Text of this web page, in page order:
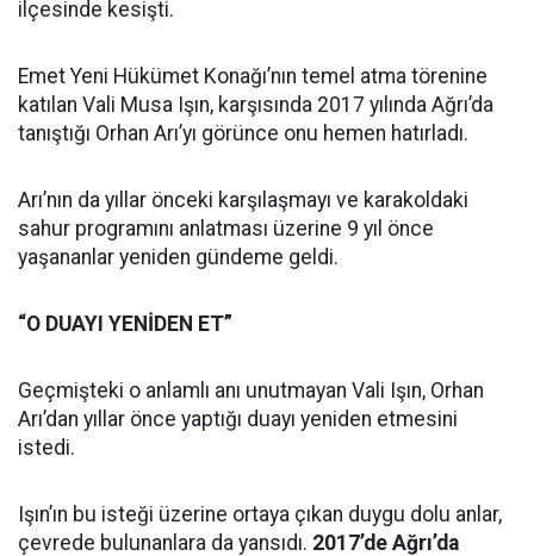
ilçesinde kesişti.
Emet Yeni Hükümet Konağı’nın temel atma törenine
katılan Vali Musa Işın, karşısında 2017 yılında Ağrı’da
tanıştığı Orhan Arı’yı görünce onu hemen hatırladı.
Arı’nın da yıllar önceki karşılaşmayı ve karakoldaki
sahur programını anlatması üzerine 9 yıl önce
yaşananlar yeniden gündeme geldi.
“O DUAYI YENİDEN ET”
Geçmişteki o anlamlı anı unutmayan Vali Işın, Orhan
Arı’dan yıllar önce yaptığı duayı yeniden etmesini
istedi.
Işın’ın bu isteği üzerine ortaya çıkan duygu dolu anlar,
çevrede bulunanlara da yansıdı. 2017’de Ağrı’da